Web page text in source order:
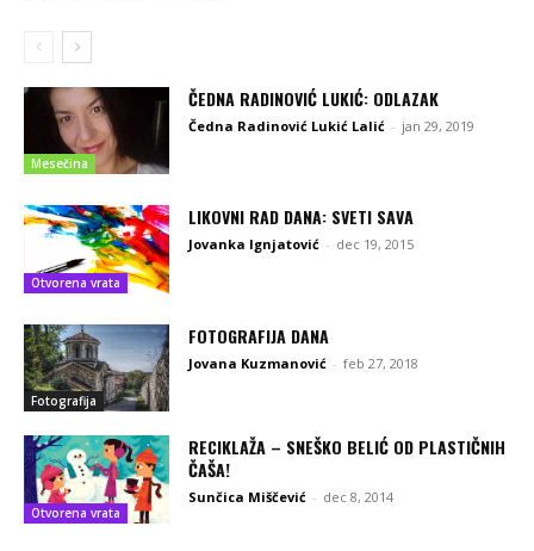
Mesečina
ČEDNA RADINOVIĆ LUKIĆ: ODLAZAK
Čedna Radinović Lukić Lalić - jan 29, 2019
Otvorena vrata
LIKOVNI RAD DANA: SVETI SAVA
Jovanka Ignjatović - dec 19, 2015
Fotografija
FOTOGRAFIJA DANA
Jovana Kuzmanović - feb 27, 2018
Otvorena vrata
RECIKLAŽA – SNEŠKO BELIĆ OD PLASTIČNIH
ČAŠA!
Sunčica Miščević - dec 8, 2014